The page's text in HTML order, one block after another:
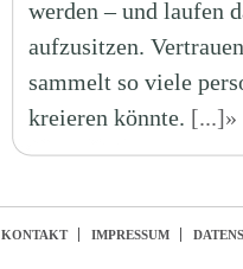
werden – und laufen
aufzusitzen.
sammelt so viele
kreieren könnte. [...]»
KONTAKT IMPRESSUM